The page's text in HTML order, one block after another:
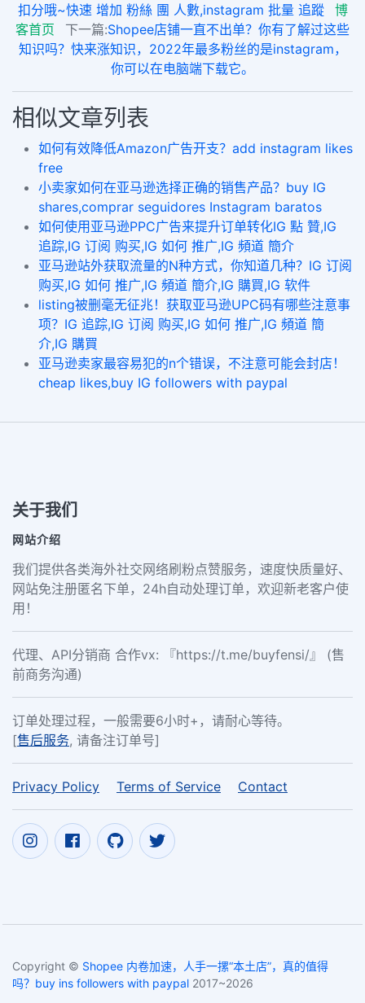
扣分哦~快速 增加 粉絲 團 人數,instagram 批量 追蹤
博
客首页
下一篇:Shopee店铺一直不出单？你有了解过这些
知识吗？快来涨知识，2022年最多粉丝的是instagram，
你可以在电脑端下载它。
相似文章列表
如何有效降低Amazon广告开支？add instagram likes
free
小卖家如何在亚马逊选择正确的销售产品？buy IG
shares,comprar seguidores Instagram baratos
如何使用亚马逊PPC广告来提升订单转化IG 點 贊,IG
追踪,IG 订阅 购买,IG 如何 推广,IG 頻道 簡介
亚马逊站外获取流量的N种方式，你知道几种？IG 订阅
购买,IG 如何 推广,IG 頻道 簡介,IG 購買,IG 软件
listing被删毫无征兆！获取亚马逊UPC码有哪些注意事
项？IG 追踪,IG 订阅 购买,IG 如何 推广,IG 頻道 簡
介,IG 購買
亚马逊卖家最容易犯的n个错误，不注意可能会封店！
cheap likes,buy IG followers with paypal
关于我们
网站介绍
我们提供各类海外社交网络刷粉点赞服务，速度快质量好、
网站免注册匿名下单，24h自动处理订单，欢迎新老客户使
用！
代理、API分销商 合作vx: 『https://t.me/buyfensi/』 (售
前商务沟通)
订单处理过程，一般需要6小时+，请耐心等待。
[售后服务, 请备注订单号]
Privacy Policy Terms of Service Contact
Copyright © Shopee 内卷加速，人手一摞“本土店”，真的值得
吗？buy ins followers with paypal 2017~2026